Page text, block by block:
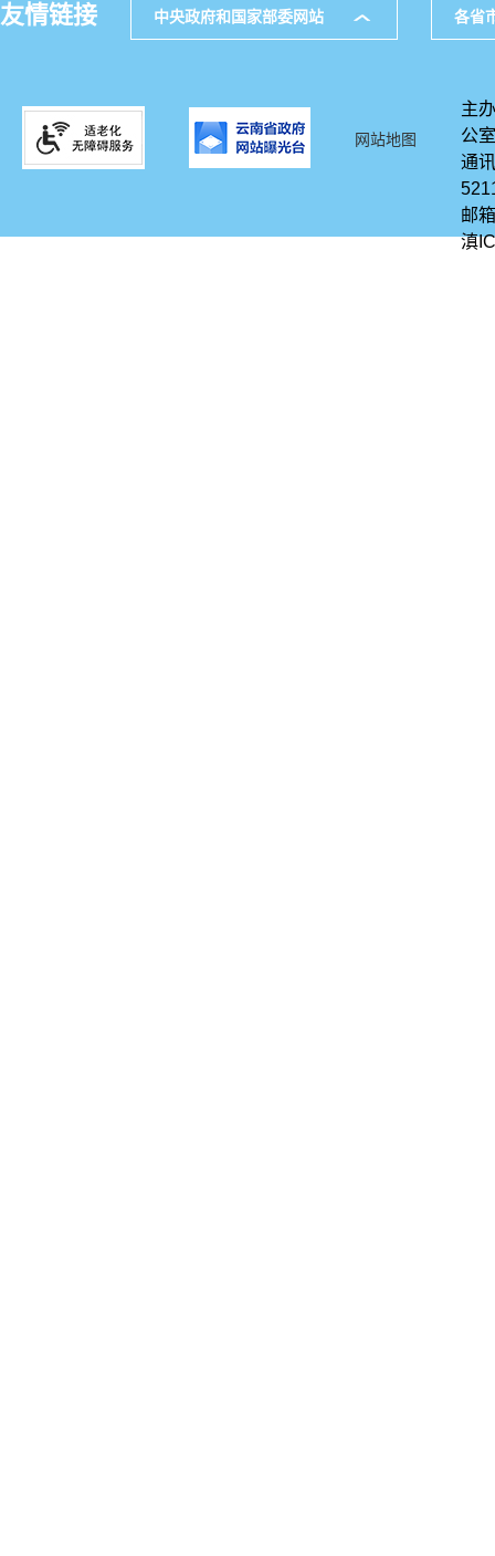
友情链接 中央政府和国家部委网站 各省
网站地图
主
公室
通
邮
滇